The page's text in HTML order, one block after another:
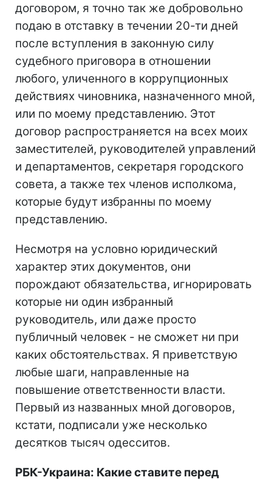
договором, я точно так же добровольно
подаю в отставку в течении 20-ти дней
после вступления в законную силу
судебного приговора в отношении
любого, уличенного в коррупционных
действиях чиновника, назначенного мной,
или по моему представлению. Этот
договор распространяется на всех моих
заместителей, руководителей управлений
и департаментов, секретаря городского
совета, а также тех членов исполкома,
которые будут избранны по моему
представлению.
Несмотря на условно юридический
характер этих документов, они
порождают обязательства, игнорировать
которые ни один избранный
руководитель, или даже просто
публичный человек - не сможет ни при
каких обстоятельствах. Я приветствую
любые шаги, направленные на
повышение ответственности власти.
Первый из названных мной договоров,
кстати, подписали уже несколько
десятков тысяч одесситов.
РБК-Украина: Какие ставите перед